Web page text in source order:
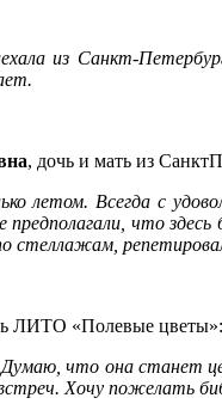
из Санкт-
, дочь и мать из
летом. Всегда с
что
стеллажам,
ЛИТО «Полевые цветы»:
Думаю, что она
Хочу пожелать